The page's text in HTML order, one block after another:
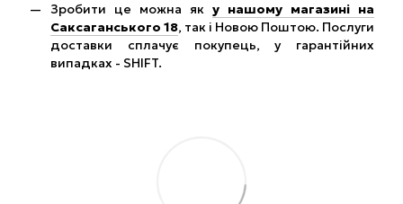
Зробити це можна як у нашому магазині на
Саксаганського 18, так і Новою Поштою. Послуги
доставки сплачує покупець, у гарантійних
випадках - SHIFT.